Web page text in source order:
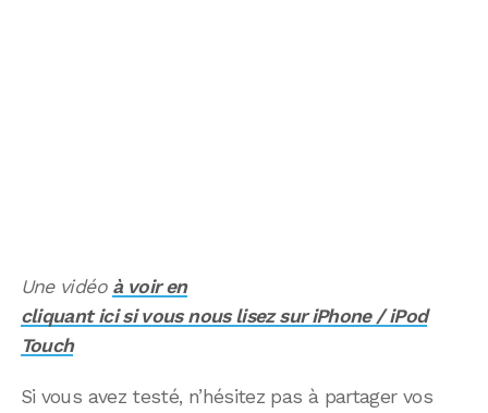
Une vidéo à voir en
cliquant ici si vous nous lisez sur iPhone / iPod
Touch
Si vous avez testé, n’hésitez pas à partager vos